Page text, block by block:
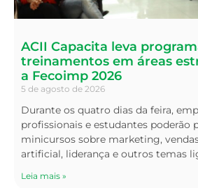
ACII Capacita leva
treinamentos em áreas
a Fecoimp 2026
5 de agosto de 2026
Durante os quatro dias da feira,
profissionais e estudantes poderão
minicursos sobre marketing,
artificial, liderança e outros temas
Leia mais »